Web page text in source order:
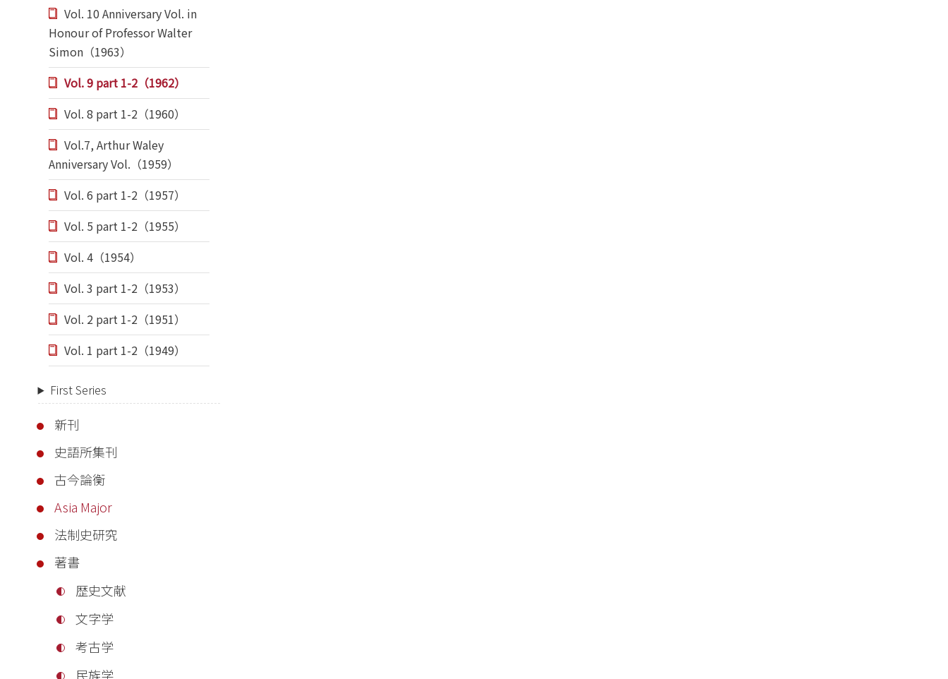
Vol. 10 Anniversary Vol. in
Honour of Professor Walter
Simon（1963）
Vol. 9 part 1-2（1962）
Vol. 8 part 1-2（1960）
Vol.7, Arthur Waley
Anniversary Vol.（1959）
Vol. 6 part 1-2（1957）
Vol. 5 part 1-2（1955）
Vol. 4（1954）
Vol. 3 part 1-2（1953）
Vol. 2 part 1-2（1951）
Vol. 1 part 1-2（1949）
First Series
新刊
史語所集刊
古今論衡
Asia Major
法制史研究
著書
歴史文献
文字学
考古学
民族学